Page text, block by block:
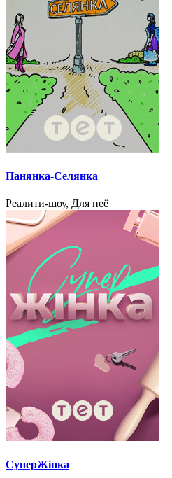
Панянка-Селянка
Реалити-шоу, Для неё
СуперЖінка